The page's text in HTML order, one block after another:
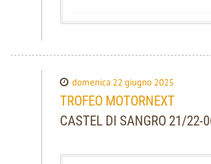
domenica 22 giugno 2025
TROFEO MOTORNEXT
CASTEL DI SANGRO 21/22-